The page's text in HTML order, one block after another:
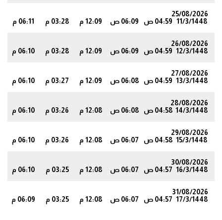
25/08/2026
11/3/1448 04:59 ص 06:09 ص 12:09 م 03:28 م 06:11 م
26/08/2026
12/3/1448 04:59 ص 06:09 ص 12:09 م 03:28 م 06:10 م
27/08/2026
13/3/1448 04:59 ص 06:08 ص 12:09 م 03:27 م 06:10 م
28/08/2026
14/3/1448 04:58 ص 06:08 ص 12:08 م 03:26 م 06:10 م
29/08/2026
15/3/1448 04:58 ص 06:07 ص 12:08 م 03:26 م 06:10 م
30/08/2026
16/3/1448 04:57 ص 06:07 ص 12:08 م 03:25 م 06:10 م
31/08/2026
17/3/1448 04:57 ص 06:07 ص 12:08 م 03:25 م 06:09 م